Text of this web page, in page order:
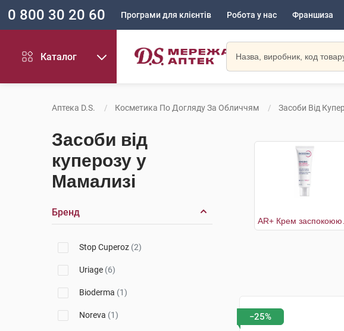
0 800 30 20 60 Програми для клієнтів Робота у нас Франшиза
Каталог
Аптека D.S. Косметика По Догляду За Обличчям Засоби Від
Засоби від
куперозу у
Мамализі
Бренд
Stop Cuperoz (2)
Uriage (6)
Bioderma (1)
Noreva (1) −25%